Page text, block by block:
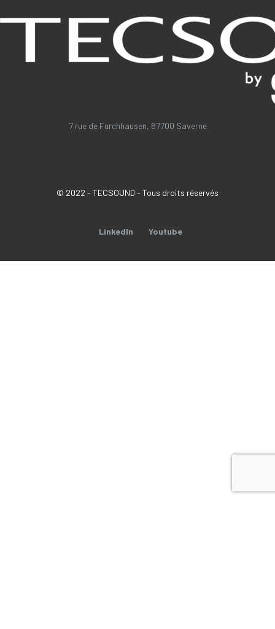
7 rue de Furchhausen, 67700 Saverne
© 2022 - TECSOUND - Tous droits réservés
LinkedIn Youtube